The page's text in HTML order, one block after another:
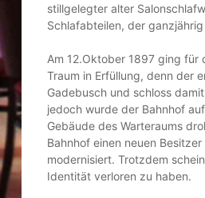
stillgelegter alter
Schlafabteilen, der
Am 12.Oktober 1897 ging für
Traum in Erfüllung, denn der
Gadebusch und schloss
jedoch wurde der Bahnhof
Gebäude des Warteraums
Bahnhof einen neuen
modernisiert. Trotzdem
Identität verloren zu haben.